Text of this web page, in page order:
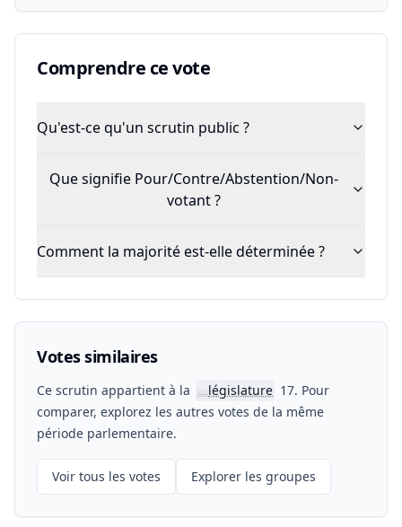
Comprendre ce vote
Qu'est-ce qu'un scrutin public ?
Que signifie Pour/Contre/Abstention/Non-
votant ?
Comment la majorité est-elle déterminée ?
Votes similaires
Ce scrutin appartient à la 📖législature 17. Pour
comparer, explorez les autres votes de la même
période parlementaire.
Voir tous les votes Explorer les groupes